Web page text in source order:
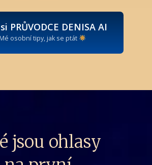
PRŮVODCE DENISA AI
osobní tipy, jak se ptát
jsou ohlasy